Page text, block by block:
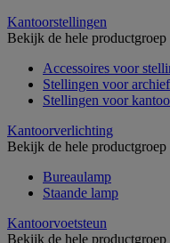
Kantoorstellingen
Bekijk de hele productgroep
Accessoires voor
Stellingen voor
Stellingen voor
Kantoorverlichting
Bekijk de hele productgroep
Bureaulamp
Staande lamp
Kantoorvoetsteun
Bekijk de hele productgroep